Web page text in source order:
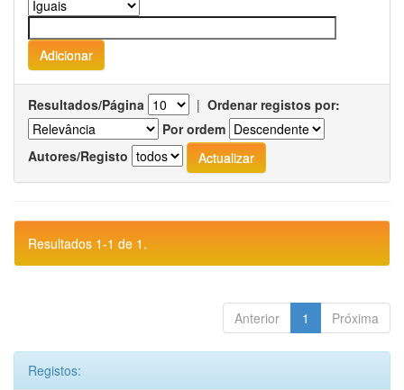
Resultados/Página | Ordenar registos por:
Por ordem
Autores/Registo
Resultados 1-1 de 1.
Anterior 1 Próxima
Registos: